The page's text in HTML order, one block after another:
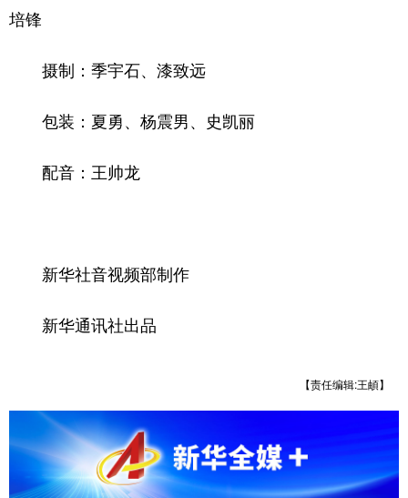
培锋
摄制：季宇石、漆致远
包装：夏勇、杨震男、史凯丽
配音：王帅龙
新华社音视频部制作
新华通讯社出品
【责任编辑:王頔】